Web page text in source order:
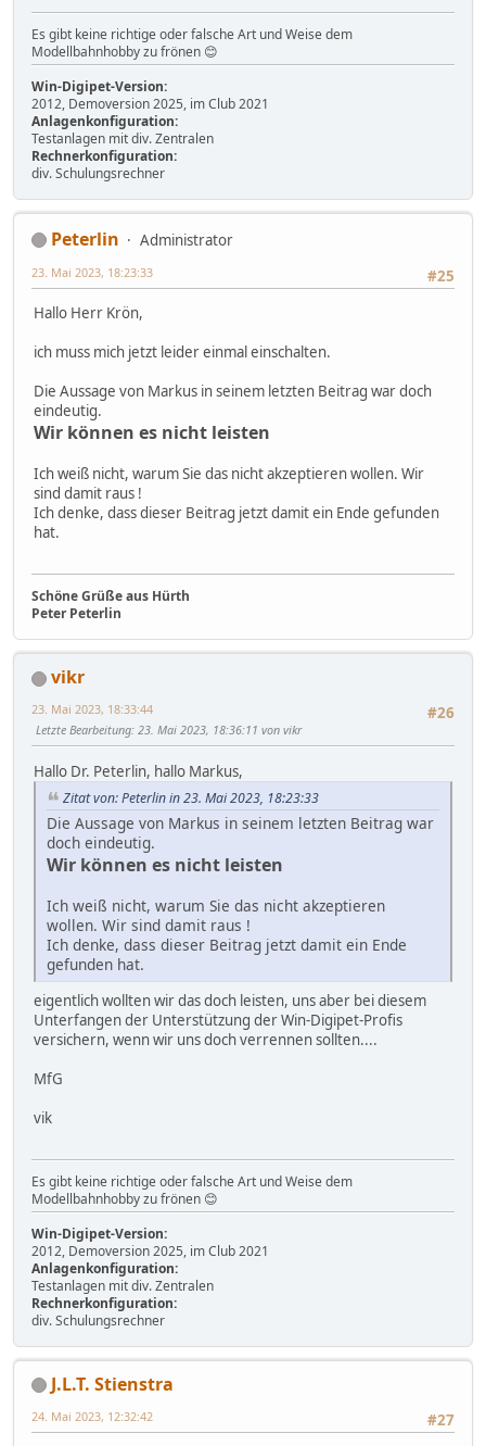
Es gibt keine richtige oder falsche Art und Weise dem
Modellbahnhobby zu frönen 😊
Win-Digipet-Version:
2012, Demoversion 2025, im Club 2021
Anlagenkonfiguration:
Testanlagen mit div. Zentralen
Rechnerkonfiguration:
div. Schulungsrechner
Peterlin
Administrator
#25
23. Mai 2023, 18:23:33
Hallo Herr Krön,
ich muss mich jetzt leider einmal einschalten.
Die Aussage von Markus in seinem letzten Beitrag war doch
eindeutig.
Wir können es nicht leisten
Ich weiß nicht, warum Sie das nicht akzeptieren wollen. Wir
sind damit raus !
Ich denke, dass dieser Beitrag jetzt damit ein Ende gefunden
hat.
Schöne Grüße aus Hürth
Peter Peterlin
vikr
#26
23. Mai 2023, 18:33:44
Letzte Bearbeitung: 23. Mai 2023, 18:36:11 von vikr
Hallo Dr. Peterlin, hallo Markus,
Zitat von: Peterlin in 23. Mai 2023, 18:23:33
Die Aussage von Markus in seinem letzten Beitrag war
doch eindeutig.
Wir können es nicht leisten
Ich weiß nicht, warum Sie das nicht akzeptieren
wollen. Wir sind damit raus !
Ich denke, dass dieser Beitrag jetzt damit ein Ende
gefunden hat.
eigentlich wollten wir das doch leisten, uns aber bei diesem
Unterfangen der Unterstützung der Win-Digipet-Profis
versichern, wenn wir uns doch verrennen sollten....
MfG
vik
Es gibt keine richtige oder falsche Art und Weise dem
Modellbahnhobby zu frönen 😊
Win-Digipet-Version:
2012, Demoversion 2025, im Club 2021
Anlagenkonfiguration:
Testanlagen mit div. Zentralen
Rechnerkonfiguration:
div. Schulungsrechner
J.L.T. Stienstra
#27
24. Mai 2023, 12:32:42